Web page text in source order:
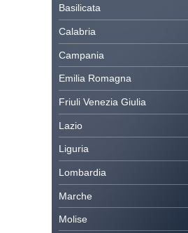
Basilicata
Calabria
Campania
Emilia Romagna
Friuli Venezia Giulia
Lazio
Liguria
Lombardia
Marche
Molise